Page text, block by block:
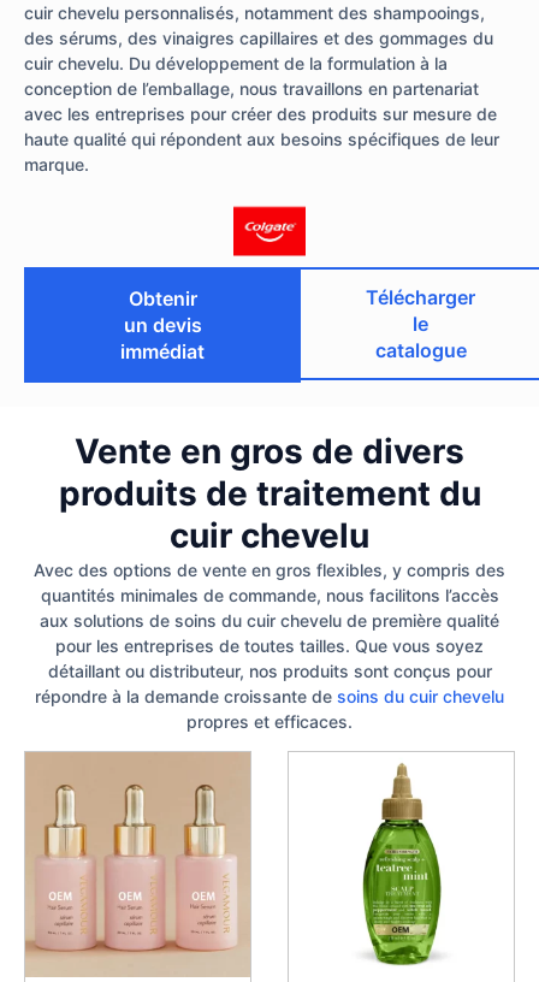
cuir chevelu personnalisés, notamment des shampooings,
des sérums, des vinaigres capillaires et des gommages du
cuir chevelu. Du développement de la formulation à la
conception de l’emballage, nous travaillons en partenariat
avec les entreprises pour créer des produits sur mesure de
haute qualité qui répondent aux besoins spécifiques de leur
marque.
Obtenir
un devis
immédiat
Télécharger
le
catalogue
Vente en gros de divers
produits de traitement du
cuir chevelu
Avec des options de vente en gros flexibles, y compris des
quantités minimales de commande, nous facilitons l’accès
aux solutions de soins du cuir chevelu de première qualité
pour les entreprises de toutes tailles. Que vous soyez
détaillant ou distributeur, nos produits sont conçus pour
répondre à la demande croissante de soins du cuir chevelu
propres et efficaces.